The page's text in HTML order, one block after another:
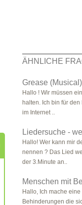
ÄHNLICHE
Grease
Hallo ! Wir müssen
halten. Ich bin für
im Internet ..
Liedersuche -
Hallo! Wer kann mir
nennen ? Das Lied
der 3.Minute an..
Menschen mit
Hallo, Ich mache
Behinderungen die